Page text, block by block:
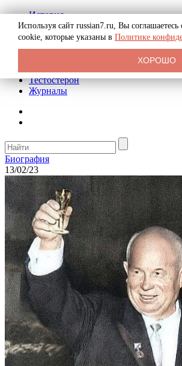
История
Биография
Криминал
Реклама на сайте
Тестостерон
Журналы
Биография
13/02/23
Используя сайт russian7.ru, Вы
cookie, которые указаны в Политике
ХОРОШО